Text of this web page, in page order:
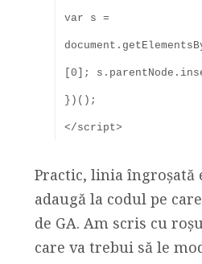
var s =
[0];
})();
</script>
Practic, linia îngroșată
adaugă la codul pe
de GA. Am scris cu
care va trebui să le